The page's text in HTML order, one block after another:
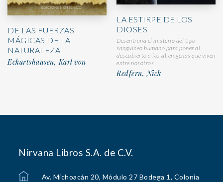
DE LAS FUERZAS
MÁGICAS DE LA
NATURALEZA
Eckartshausen, Karl von
LA ESTIRPE DE LOS
DIOSES
Desentraña el misterio del tipo
sanguíneo humano para poner al
descubierto a los alienígenas que viven
entre nosotros
Redfern, Nick
Nirvana Libros S.A. de C.V.
Av. Michoacán 20, Módulo 27 Bodega 1, Colonia